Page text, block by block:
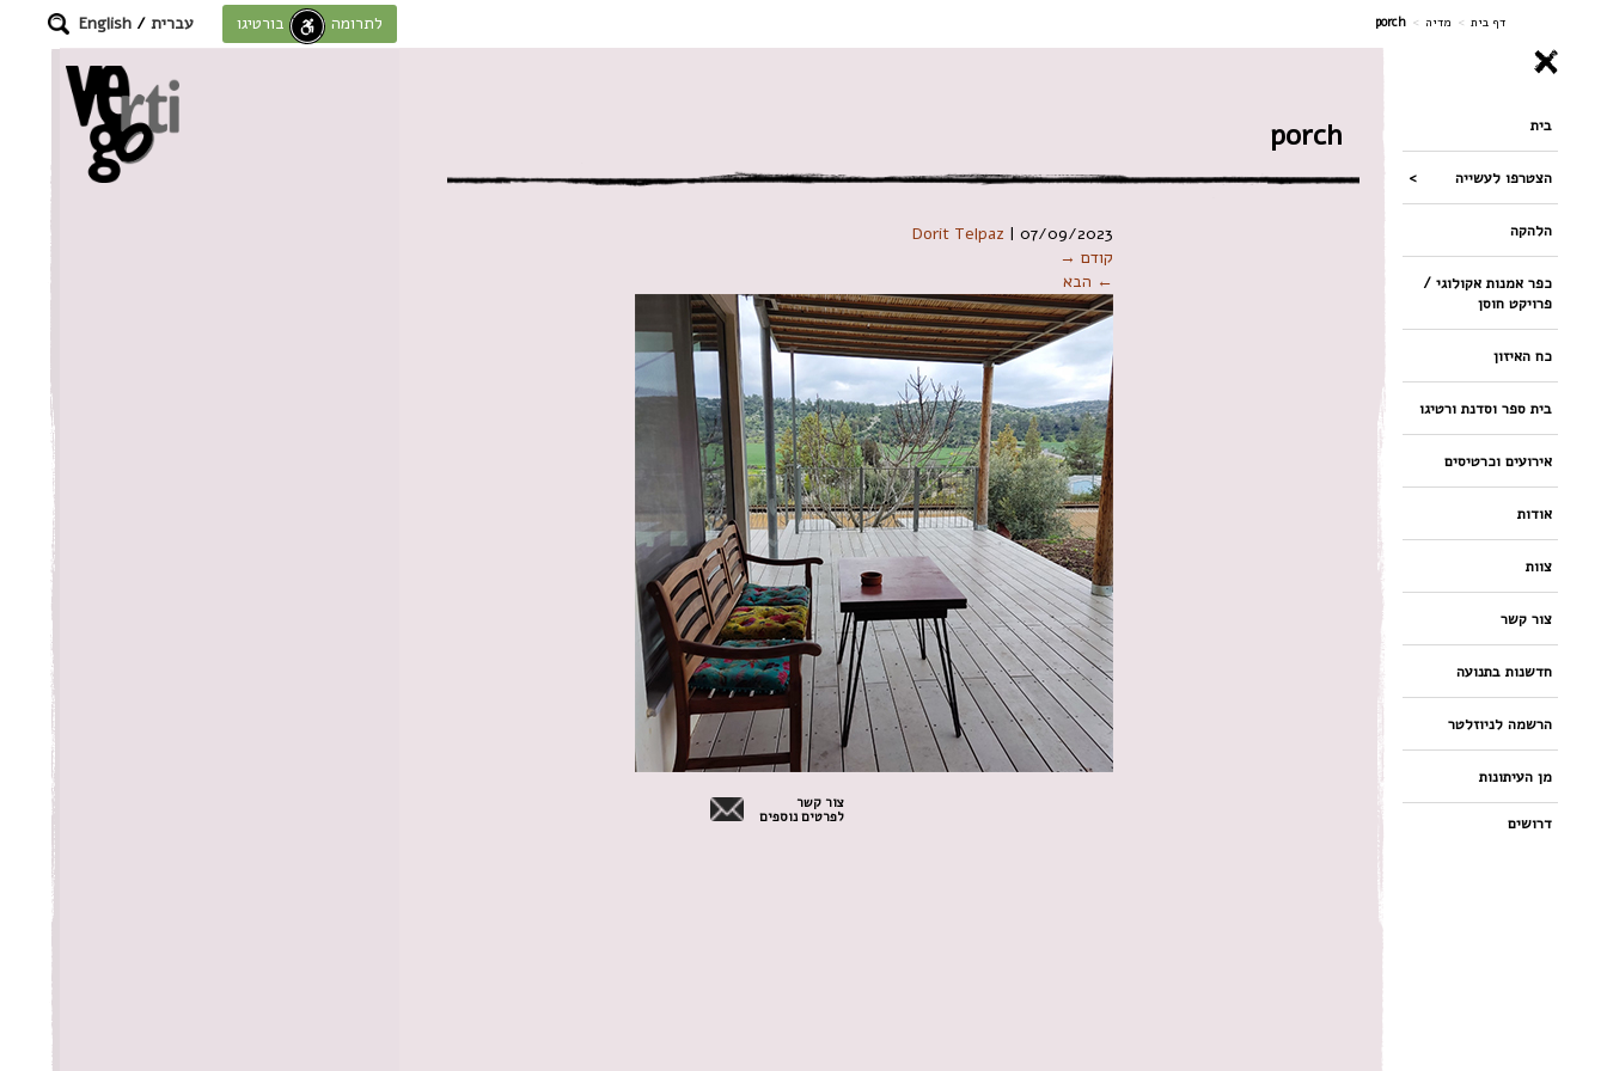
דף בית > מדיה >
porch לתרומה לחוסן בורטיגו עברית /
English
בית
הצטרפו לעשייה
הלהקה
כפר אמנות אקולוגי /
פרויקט חוסן
כח האיזון
בית ספר וסדנת ורטיגו
אירועים וכרטיסים
אודות
צוות
צור קשר
חדשנות בתנועה
הרשמה לניוזלטר
מן העיתונות
דרושים
porch
Dorit Telpaz |07/09/2023
קודם →
← הבא
צור קשר
לפרטים נוספים